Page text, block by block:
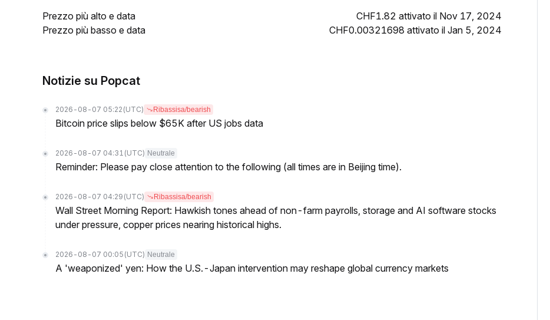
Prezzo più alto e data
CHF1.82 attivato il Nov 17, 2024
Prezzo più basso e data
CHF0.00321698 attivato il Jan 5, 2024
Notizie su Popcat
2026-08-07 05:22 (UTC) Ribassisa/bearish
Bitcoin price slips below $65K after US jobs data
2026-08-07 04:31 (UTC) Neutrale
Reminder: Please pay close attention to the following (all times are in Beijing time).
2026-08-07 04:29 (UTC) Ribassisa/bearish
Wall Street Morning Report: Hawkish tones ahead of non-farm payrolls, storage and AI software stocks
under pressure, copper prices nearing historical highs.
2026-08-07 00:05 (UTC) Neutrale
A 'weaponized' yen: How the U.S.-Japan intervention may reshape global currency markets